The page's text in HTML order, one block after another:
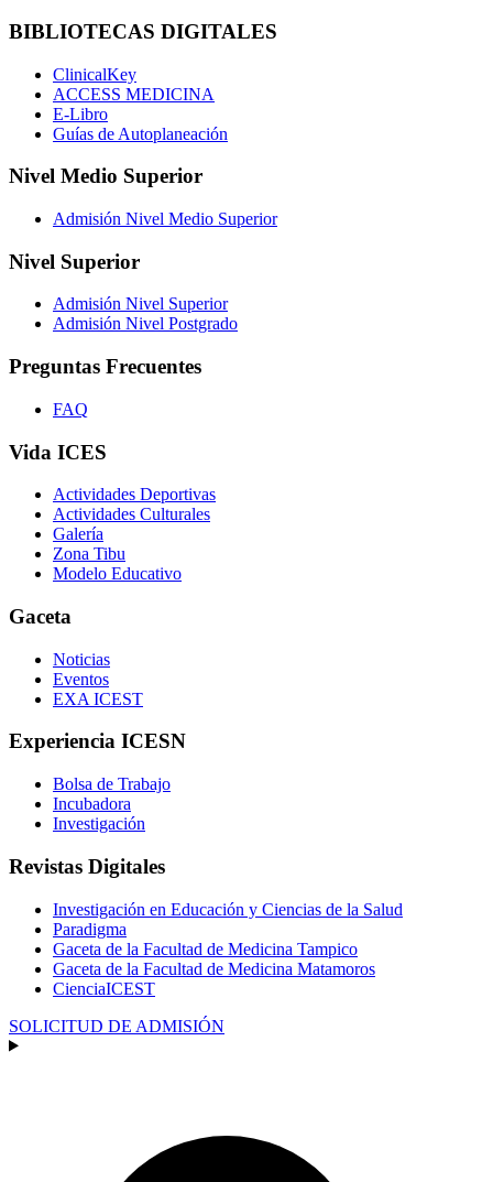
BIBLIOTECAS DIGITALES
ClinicalKey
ACCESS MEDICINA
E-Libro
Guías de Autoplaneación
Nivel Medio Superior
Admisión Nivel Medio Superior
Nivel Superior
Admisión Nivel Superior
Admisión Nivel Postgrado
Preguntas Frecuentes
FAQ
Vida ICES
Actividades Deportivas
Actividades Culturales
Galería
Zona Tibu
Modelo Educativo
Gaceta
Noticias
Eventos
EXA ICEST
Experiencia ICESN
Bolsa de Trabajo
Incubadora
Investigación
Revistas Digitales
Investigación en Educación y Ciencias de la Salud
Paradigma
Gaceta de la Facultad de Medicina Tampico
Gaceta de la Facultad de Medicina Matamoros
CienciaICEST
SOLICITUD DE ADMISIÓN